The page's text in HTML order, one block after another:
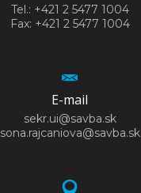
Tel.: +421 2 5477 1004
Fax: +421 2 5477 1004
E-mail
sekr.ui@savba.sk
sona.rajcaniova@savba.sk